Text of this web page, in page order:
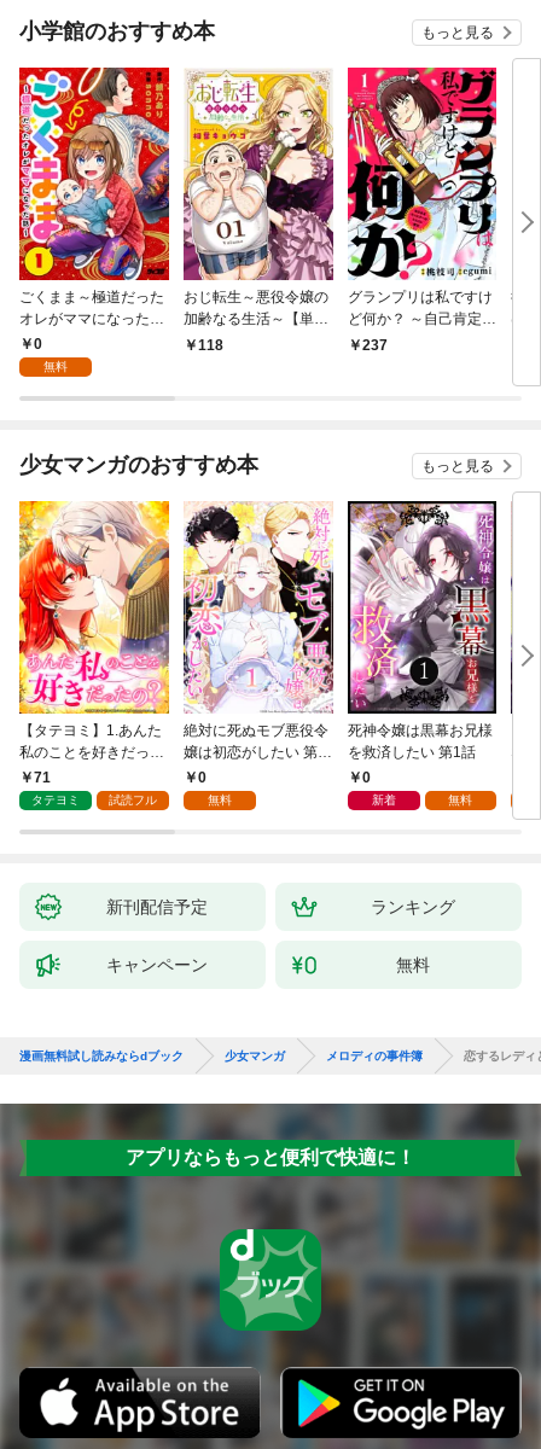
小学館のおすすめ本 もっと見る
ごくまま～極道だった
オレがママになった話
～【単話】（１）
0
無料
おじ転生～悪役令嬢の
加齢なる生活～【単
話】（１）
118
グランプリは私ですけ
ど何か？ ～自己肯定モ
ンスターのミスコン無
237
後
は
少女マンガのおすすめ本 もっと見る
【タテヨミ】1.あんた
私のことを好きだった
の？
71
タテヨミ 試読フル
絶対に死ぬモブ悪役令
嬢は初恋がしたい 第1
話0
無料
死神令嬢は黒幕お兄様
を救済したい 第1話
0
新着 無料
な
新刊配信予定 ランキング
キャンペーン 無料
漫画無料試し読みならdブック 少女マンガ メロディの事件簿 恋するレディ
アプリならもっと便利で快適に！